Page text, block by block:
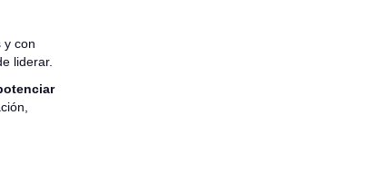
y con
liderar.